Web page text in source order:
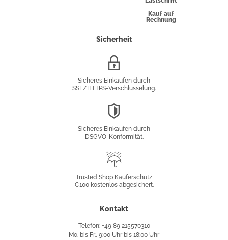
Kauf auf
Rechnung
Sicherheit
Sicheres Einkaufen durch
SSL/HTTPS-Verschlüsselung.
Sicheres Einkaufen durch
DSGVO-Konformität.
Käuferschutz
Trusted Shop Käuferschutz
€100 kostenlos abgesichert.
Kontakt
Telefon: +49 89 215570310
Mo. bis Fr., 9:00 Uhr bis 18:00 Uhr